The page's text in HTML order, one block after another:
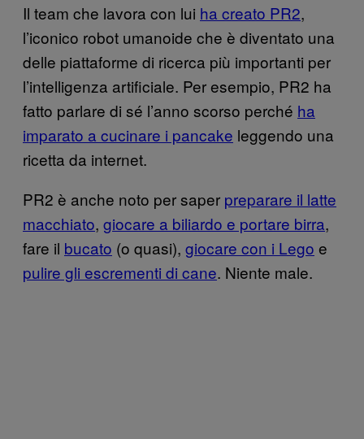
Il team che lavora con lui ha creato PR2,
l’iconico robot umanoide che è diventato una
delle piattaforme di ricerca più importanti per
l’intelligenza artificiale. Per esempio, PR2 ha
fatto parlare di sé l’anno scorso perché ha
imparato a cucinare i pancake leggendo una
ricetta da internet.
PR2 è anche noto per saper preparare il latte
macchiato, giocare a biliardo e portare birra,
fare il bucato (o quasi), giocare con i Lego e
pulire gli escrementi di cane. Niente male.